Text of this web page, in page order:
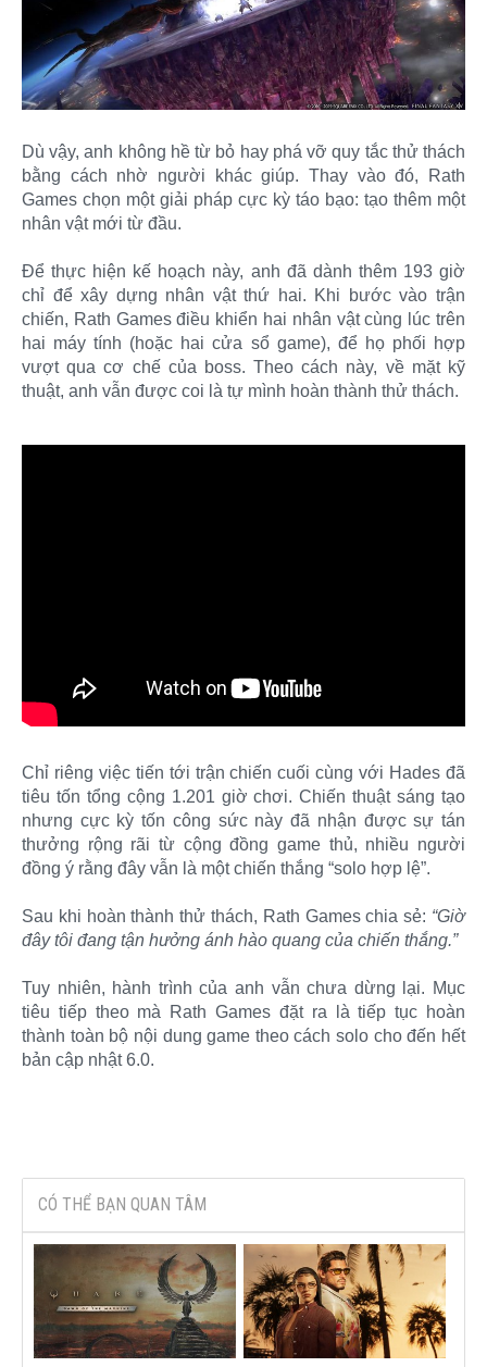
Dù vậy, anh không hề từ bỏ hay phá vỡ quy tắc thử thách
bằng cách nhờ người khác giúp. Thay vào đó, Rath
Games chọn một giải pháp cực kỳ táo bạo: tạo thêm một
nhân vật mới từ đầu.
Để thực hiện kế hoạch này, anh đã dành thêm 193 giờ
chỉ để xây dựng nhân vật thứ hai. Khi bước vào trận
chiến, Rath Games điều khiển hai nhân vật cùng lúc trên
hai máy tính (hoặc hai cửa sổ game), để họ phối hợp
vượt qua cơ chế của boss. Theo cách này, về mặt kỹ
thuật, anh vẫn được coi là tự mình hoàn thành thử thách.
Chỉ riêng việc tiến tới trận chiến cuối cùng với Hades đã
tiêu tốn tổng cộng 1.201 giờ chơi. Chiến thuật sáng tạo
nhưng cực kỳ tốn công sức này đã nhận được sự tán
thưởng rộng rãi từ cộng đồng game thủ, nhiều người
đồng ý rằng đây vẫn là một chiến thắng “solo hợp lệ”.
Sau khi hoàn thành thử thách, Rath Games chia sẻ: “Giờ
đây tôi đang tận hưởng ánh hào quang của chiến thắng.”
Tuy nhiên, hành trình của anh vẫn chưa dừng lại. Mục
tiêu tiếp theo mà Rath Games đặt ra là tiếp tục hoàn
thành toàn bộ nội dung game theo cách solo cho đến hết
bản cập nhật 6.0.​
CÓ THỂ BẠN QUAN TÂM